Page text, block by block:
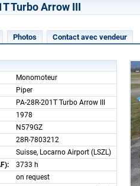
Turbo Arrow III
Photos Contact avec vendeur
Monomoteur
Piper
PA-28R-201T Turbo Arrow III
1978
N579GZ
28R-7803212
Suisse, Locarno Airport (LSZL)
3733 h
on request